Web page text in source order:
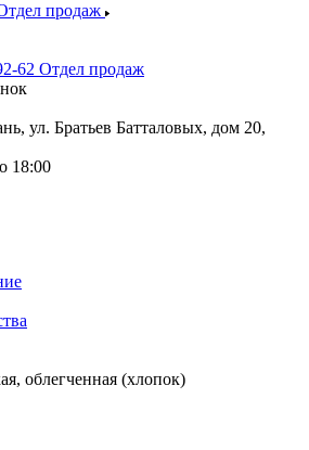
продаж
62 Отдел продаж
ул. Братьев Батталовых, дом 20,
18:00
облегченная (хлопок)